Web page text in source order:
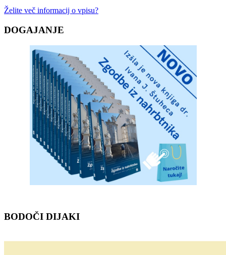
Želite več informacij o vpisu?
DOGAJANJE
BODOČI DIJAKI